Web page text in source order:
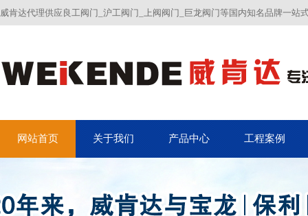
威肯达代理供应良工阀门_沪工阀门_上阀阀门_巨龙阀门等国内知名品牌一站
网站首页 关于我们 产品中心 工程案例